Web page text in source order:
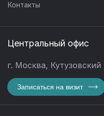
Контакты
Центральный офис
г. Москва, Кутузовский
Записаться на визит